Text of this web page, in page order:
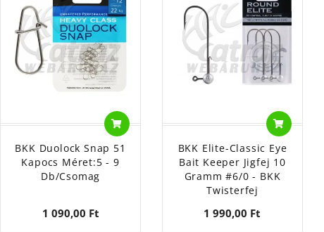
BKK Duolock Snap 51
Kapocs Méret:5 - 9
Db/csomag
1 090,00 Ft
BKK Elite-Classic Eye
Bait Keeper Jigfej 10
Gramm #6/0 - BKK
Twisterfej
1 990,00 Ft